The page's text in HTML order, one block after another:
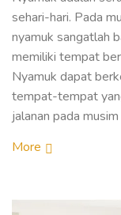
sehari-hari. Pada
nyamuk sangatlah
memiliki tempat
Nyamuk dapat
tempat-tempat
jalanan pada
More